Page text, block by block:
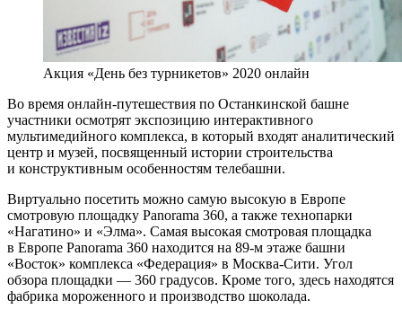
Акция «День без турникетов» 2020 онлайн
Во время онлайн-путешествия по Останкинской башне
участники осмотрят экспозицию интерактивного
мультимедийного комплекса, в который входят аналитический
центр и музей, посвященный истории строительства
и конструктивным особенностям телебашни.
Виртуально посетить можно самую высокую в Европе
смотровую площадку Panorama 360, а также технопарки
«Нагатино» и «Элма». Самая высокая смотровая площадка
в Европе Panorama 360 находится на 89-м этаже башни
«Восток» комплекса «Федерация» в Москва-Сити. Угол
обзора площадки — 360 градусов. Кроме того, здесь находятся
фабрика мороженного и производство шоколада.